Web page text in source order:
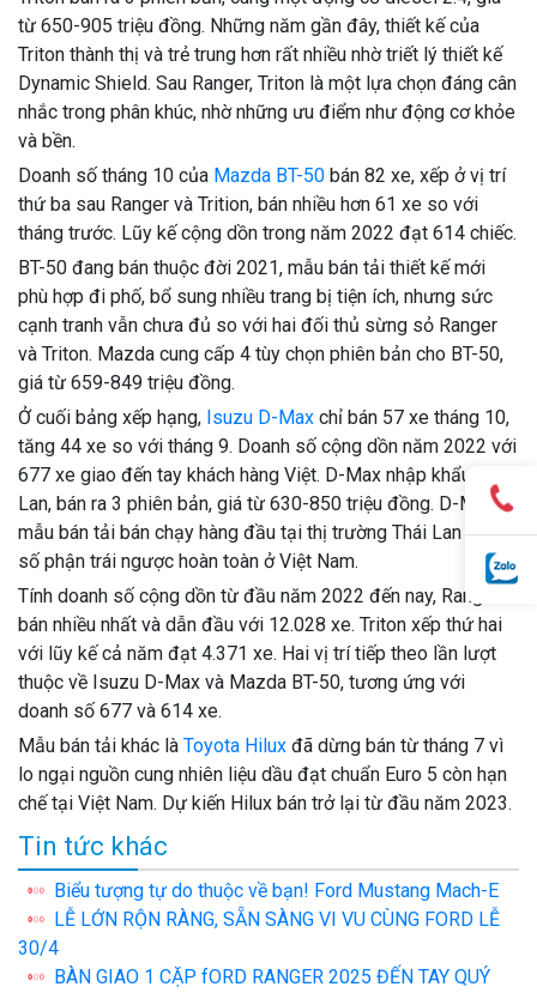
từ 650-905 triệu đồng. Những năm gần đây, thiết kế của
Triton thành thị và trẻ trung hơn rất nhiều nhờ triết lý thiết kế
Dynamic Shield. Sau Ranger, Triton là một lựa chọn đáng cân
nhắc trong phân khúc, nhờ những ưu điểm như động cơ khỏe
và bền.
Doanh số tháng 10 của Mazda BT-50 bán 82 xe, xếp ở vị trí
thứ ba sau Ranger và Trition, bán nhiều hơn 61 xe so với
tháng trước. Lũy kế cộng dồn trong năm 2022 đạt 614 chiếc.
BT-50 đang bán thuộc đời 2021, mẫu bán tải thiết kế mới
phù hợp đi phố, bổ sung nhiều trang bị tiện ích, nhưng sức
cạnh tranh vẫn chưa đủ so với hai đối thủ sừng sỏ Ranger
và Triton. Mazda cung cấp 4 tùy chọn phiên bản cho BT-50,
giá từ 659-849 triệu đồng.
Ở cuối bảng xếp hạng, Isuzu D-Max chỉ bán 57 xe tháng 10,
tăng 44 xe so với tháng 9. Doanh số cộng dồn năm 2022 với
677 xe giao đến tay khách hàng Việt. D-Max nhập khẩu Thái
Lan, bán ra 3 phiên bản, giá từ 630-850 triệu đồng. D-Max là
mẫu bán tải bán chạy hàng đầu tại thị trường Thái Lan nhưng
số phận trái ngược hoàn toàn ở Việt Nam.
Tính doanh số cộng dồn từ đầu năm 2022 đến nay, Ranger
bán nhiều nhất và dẫn đầu với 12.028 xe. Triton xếp thứ hai
với lũy kế cả năm đạt 4.371 xe. Hai vị trí tiếp theo lần lượt
thuộc về Isuzu D-Max và Mazda BT-50, tương ứng với
doanh số 677 và 614 xe.
Mẫu bán tải khác là Toyota Hilux đã dừng bán từ tháng 7 vì
lo ngại nguồn cung nhiên liệu dầu đạt chuẩn Euro 5 còn hạn
chế tại Việt Nam. Dự kiến Hilux bán trở lại từ đầu năm 2023.
Tin tức khác
Biểu tượng tự do thuộc về bạn! Ford Mustang Mach-E
LỄ LỚN RỘN RÀNG, SẴN SÀNG VI VU CÙNG FORD LỄ
30/4
BÀN GIAO 1 CẶP fORD RANGER 2025 ĐẾN TAY QUÝ